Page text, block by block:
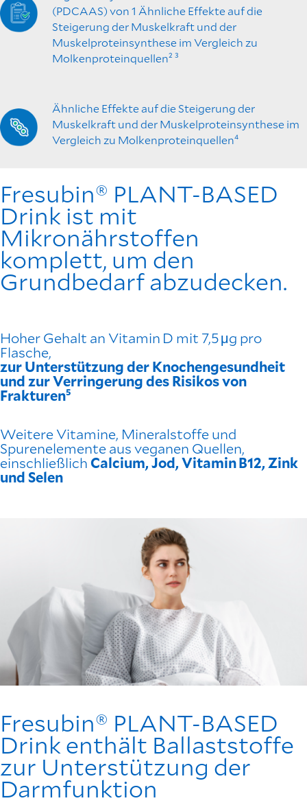
(PDCAAS) von 1 Ähnliche Effekte auf die
Steigerung der Muskelkraft und der
Muskelproteinsynthese im Vergleich zu
Molkenproteinquellen² ³
Ähnliche Effekte auf die Steigerung der
Muskelkraft und der Muskelproteinsynthese im
Vergleich zu Molkenproteinquellen⁴
Fresubin® PLANT-BASED
Drink ist mit
Mikronährstoffen
komplett, um den
Grundbedarf abzudecken.
Hoher Gehalt an Vitamin D mit 7,5 μg pro
Flasche,
zur Unterstützung der Knochengesundheit
und zur Verringerung des Risikos von
Frakturen⁵
Weitere Vitamine, Mineralstoffe und
Spurenelemente aus veganen Quellen,
einschließlichCalcium, Jod, Vitamin B12, Zink
und Selen
Fresubin® PLANT-BASED
Drink enthält Ballaststoffe
zur Unterstützung der
Darmfunktion